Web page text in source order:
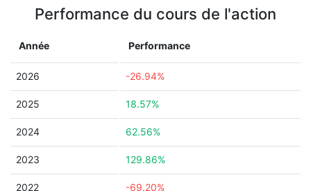
Performance du cours de l'action
Année Performance
2026 -26.94%
2025 18.57%
2024 62.56%
2023 129.86%
2022 -69.20%